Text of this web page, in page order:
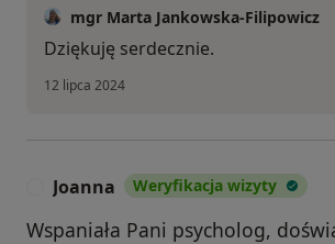
mgr Marta Jankowska-Filipowicz
Dziękuję serdecznie.
12 lipca 2024
Joanna Weryfikacja wizyty
Wspaniała Pani psycholog,